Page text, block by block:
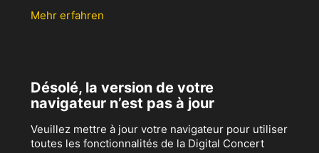
Mehr erfahren
Désolé, la version de votre
navigateur n’est pas à jour
Veuillez mettre à jour votre navigateur pour utiliser
toutes les fonctionnalités de la Digital Concert